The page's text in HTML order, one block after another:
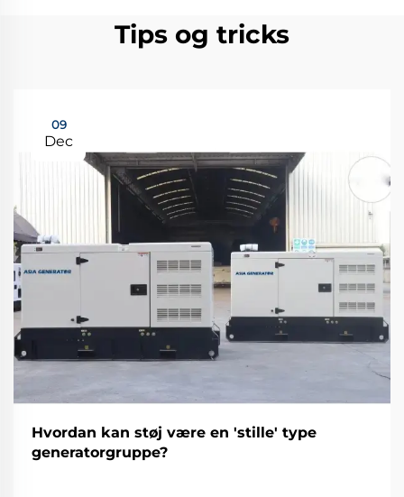
Tips og tricks
09
Dec
Hvordan kan støj være en 'stille' type
generatorgruppe?